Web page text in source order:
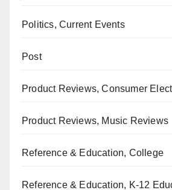
Politics, Current Events
Post
Product Reviews, Consumer
Product Reviews, Music Reviews
Reference & Education, College
Reference & Education, K-12